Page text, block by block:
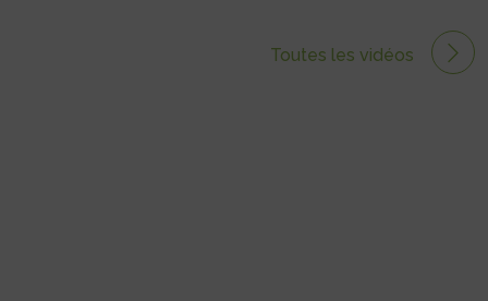
Toutes les vidéos